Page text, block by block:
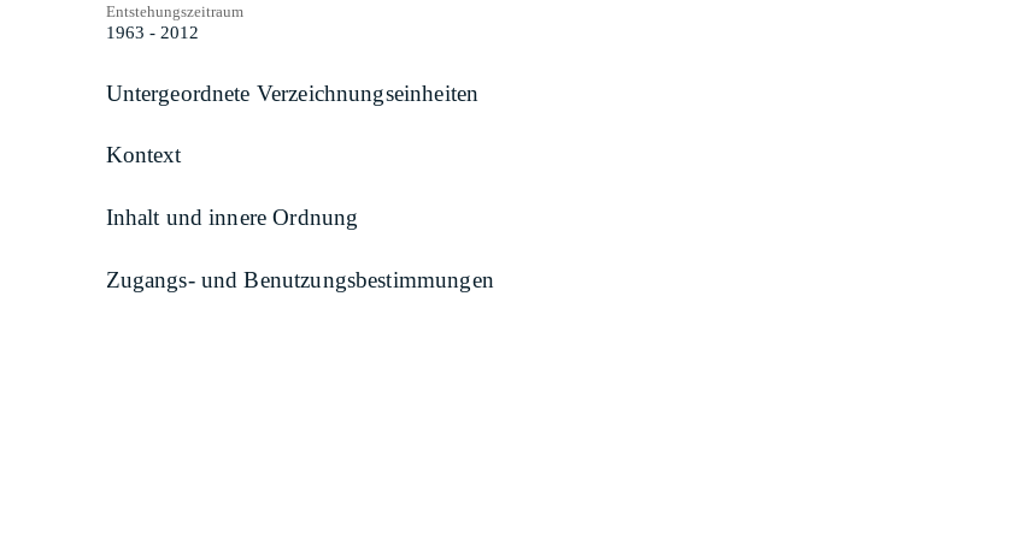
Entstehungszeitraum
1963 - 2012
Untergeordnete Verzeichnungseinheiten
Kontext
Inhalt und innere Ordnung
Zugangs- und Benutzungsbestimmungen